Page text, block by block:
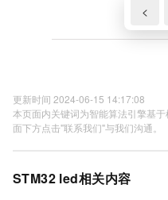
<
更新时间 2024-06-15 14:17:08
本页面内关键词为智能算法引擎基
面下方点击"联系我们"与我们沟通。
STM32 led相关内容